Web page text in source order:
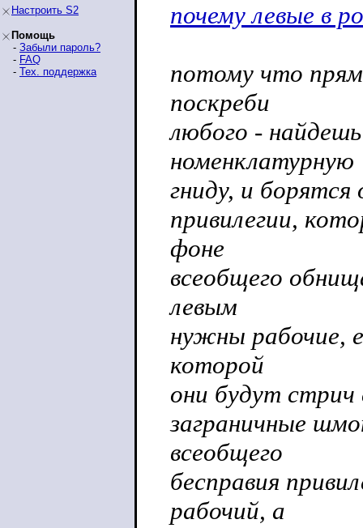
Настроить S2
Помощь
- Забыли пароль?
- FAQ
- Тех. поддержка
почему левые в
потому что
поскреби
любого -
номенклатурную
гниду, и борятся
привилегии,
фоне
всеобщего
левым
нужны рабочие,
которой
они будут стрич
заграничные
всеобщего
бесправия
рабочий, а